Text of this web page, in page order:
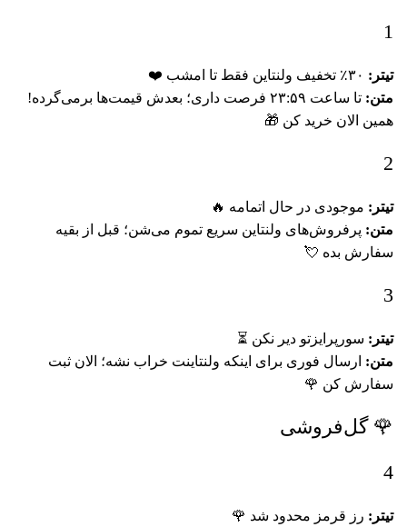
1
تیتر:
متن:
تا ساعت ۲۳:۵۹ فرصت داری؛ بعدش قیمت‌ها برمی‌گرده!
همین الان خرید کن 🎁
2
تیتر: موجودی در حال اتمامه 🔥
متن: پرفروش‌های ولنتاین سریع تموم می‌شن؛ قبل از بقیه
سفارش بده 💘
3
تیتر: سورپرایزتو دیر نکن ⏳
متن: ارسال فوری برای اینکه ولنتاینت خراب نشه؛ الان ثبت
سفارش کن 🌹
🌹 گل‌فروشی
4
تیتر: رز قرمز محدود شد 🌹